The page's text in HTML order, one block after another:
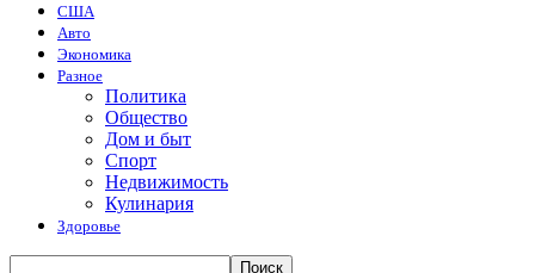
США
Авто
Экономика
Разное
Политика
Общество
Дом и быт
Спорт
Недвижимость
Кулинария
Здоровье